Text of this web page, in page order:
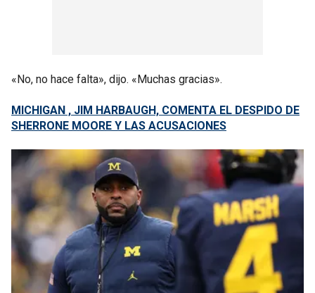
«No, no hace falta», dijo. «Muchas gracias».
MICHIGAN , JIM HARBAUGH, COMENTA EL DESPIDO DE
SHERRONE MOORE Y LAS ACUSACIONES